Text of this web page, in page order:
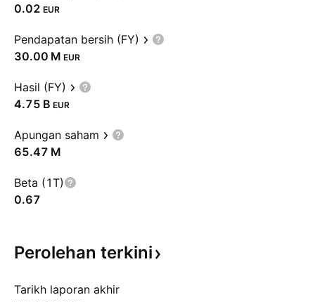
0.02 EUR
Pendapatan bersih (FY)
‪30.00 M‬ EUR
Hasil (FY)
‪4.75 B‬ EUR
Apungan saham
‪65.47 M‬
Beta (1T)
0.67
Perolehan terkini
Tarikh laporan akhir